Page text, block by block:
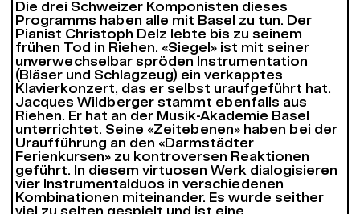
Die drei Schweizer Komponisten dieses
Programms haben alle mit Basel zu tun. Der
Pianist Christoph Delz lebte bis zu seinem
frühen Tod in Riehen. «Siegel» ist mit seiner
unverwechselbar spröden Instrumentation
(Bläser und Schlagzeug) ein verkapptes
Klavierkonzert, das er selbst uraufgeführt hat.
Jacques Wildberger stammt ebenfalls aus
Riehen. Er hat an der Musik-Akademie Basel
unterrichtet. Seine «Zeitebenen» haben bei der
Uraufführung an den «Darmstädter
Ferienkursen» zu kontroversen Reaktionen
geführt. In diesem virtuosen Werk dialogisieren
vier Instrumentalduos in verschiedenen
Kombinationen miteinander. Es wurde seither